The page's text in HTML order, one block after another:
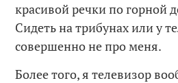
красивой речки по горной
Сидеть на трибунах или у
совершенно не про меня.
Более того, я телевизор